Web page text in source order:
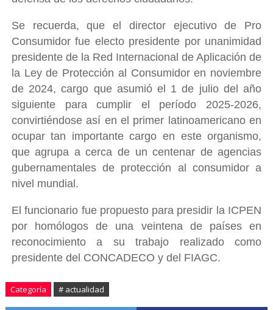
Se recuerda, que el director ejecutivo de Pro
Consumidor fue electo presidente por unanimidad
presidente de la Red Internacional de Aplicación de
la Ley de Protección al Consumidor en noviembre
de 2024, cargo que asumió el 1 de julio del año
siguiente para cumplir el período 2025-2026,
convirtiéndose así en el primer latinoamericano en
ocupar tan importante cargo en este organismo,
que agrupa a cerca de un centenar de agencias
gubernamentales de protección al consumidor a
nivel mundial.
El funcionario fue propuesto para presidir la ICPEN
por homólogos de una veintena de países en
reconocimiento a su trabajo realizado como
presidente del CONCADECO y del FIAGC.
Categoría # actualidad